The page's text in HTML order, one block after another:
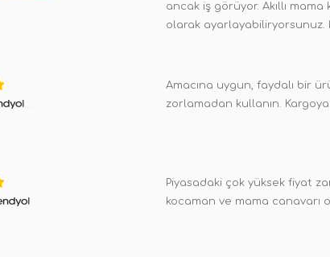
ancak iş görüyor. Akıllı
olarak ayarlayabiliryorsunuz.
Amacına uygun, faydalı bir
zorlamadan kullanın.
Piyasadaki çok yüksek fiyat
kocaman ve mama canavarı